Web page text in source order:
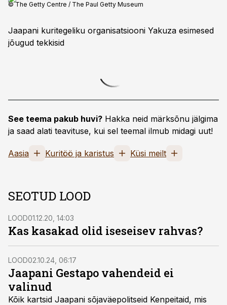
© The Getty Centre / The Paul Getty Museum
Jaapani kuritegeliku organisatsiooni Yakuza esimesed
jõugud tekkisid
See teema pakub huvi? Hakka neid märksõnu jälgima
ja saad alati teavituse, kui sel teemal ilmub midagi uut!
Aasia Kuritöö ja karistus Küsi meilt
SEOTUD LOOD
LOOD01.12.20, 14:03
Kas kasakad olid iseseisev rahvas?
LOOD02.10.24, 06:17
Jaapani Gestapo vahendeid ei
valinud
Kõik kartsid Jaapani sõjaväepolitseid Kenpeitaid, mis